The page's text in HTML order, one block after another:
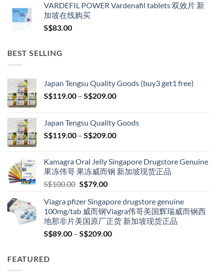
VARDEFIL POWER Vardenafil tablets 双效片 新
加坡在线购买
S$83.00
BEST SELLING
Japan Tengsu Quality Goods (buy3 get1 free)
S$119.00 – S$209.00Price
through
S$209.00
Japan Tengsu Quality Goods
S$119.00 – S$209.00Price
through
S$209.00
Kamagra Oral Jelly Singapore Drugstore Genuine
果冻伟哥 果冻威而钢 新加坡现货正品
S$100.00 Original
was:
S$100.00.
S$79.00Current
is:
S$79.00.
Viagra pfizer Singapore drugstore genuine
100mg/tab 威而钢Viagra伟哥美国辉瑞威而钢西
地那非片美国原厂正货 新加坡现货正品
S$89.00 – S$209.00Price
FEATURED